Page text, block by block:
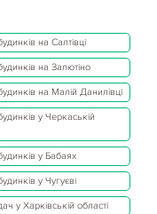
на Салтівці
на Залютіно
на Малій Данилівці
у Черкаській
у Бабаях
у Чугуєві
у Харківській області